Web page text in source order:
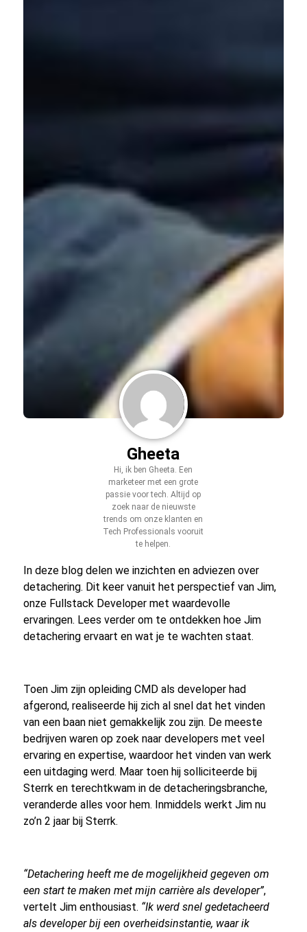
Gheeta
Hi, ik ben Gheeta. Een
marketeer met een grote
passie voor tech. Altijd op
zoek naar de nieuwste
trends om onze klanten en
Tech Professionals vooruit
te helpen.
In deze blog delen we inzichten en adviezen over
detachering. Dit keer vanuit het perspectief van Jim,
onze Fullstack Developer met waardevolle
ervaringen. Lees verder om te ontdekken hoe Jim
detachering ervaart en wat je te wachten staat.
Toen Jim zijn opleiding CMD als developer had
afgerond, realiseerde hij zich al snel dat het vinden
van een baan niet gemakkelijk zou zijn. De meeste
bedrijven waren op zoek naar developers met veel
ervaring en expertise, waardoor het vinden van werk
een uitdaging werd. Maar toen hij solliciteerde bij
Sterrk en terechtkwam in de detacheringsbranche,
veranderde alles voor hem. Inmiddels werkt Jim nu
zo’n 2 jaar bij Sterrk.
“Detachering heeft me de mogelijkheid gegeven om
een start te maken met mijn carrière als developer”,
vertelt Jim enthousiast. “Ik werd snel gedetacheerd
als developer bij een overheidsinstantie, waar ik